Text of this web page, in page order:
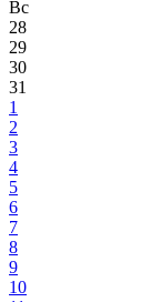
Вс
28
29
30
31
1
2
3
4
5
6
7
8
9
10